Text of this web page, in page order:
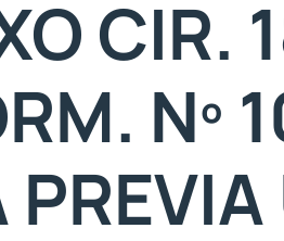
CIR.
Nº